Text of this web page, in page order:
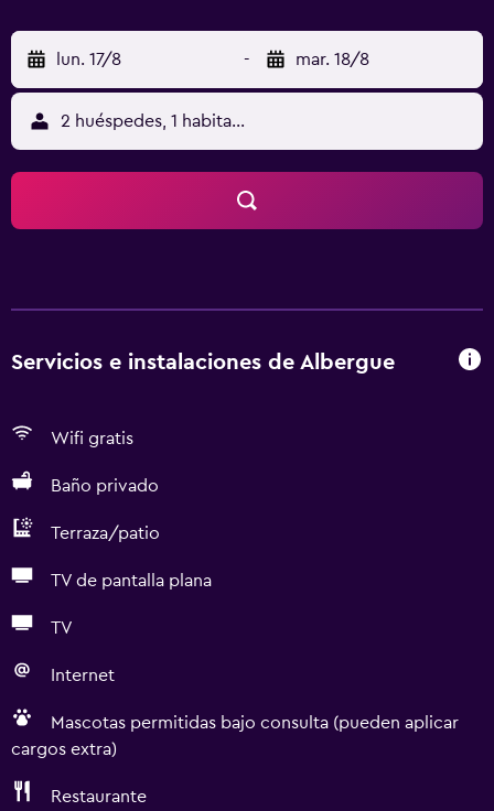
lun. 17/8 - mar. 18/8
2 huéspedes, 1 habitación
Servicios e instalaciones de Albergue
Wifi gratis
Baño privado
Terraza/patio
TV de pantalla plana
TV
Internet
Mascotas permitidas bajo consulta (pueden aplicar
cargos extra)
Restaurante